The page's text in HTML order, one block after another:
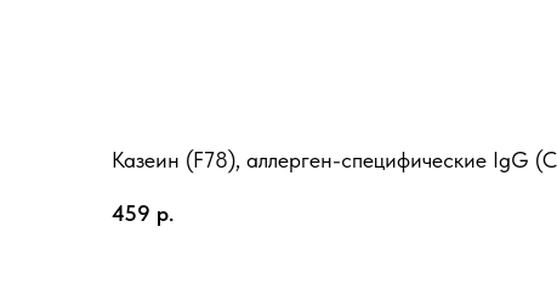
Казеин (F78), аллерген-специфические IgG
459 р.